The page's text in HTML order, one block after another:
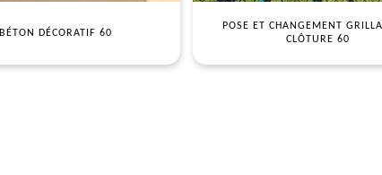
BÉTON DÉCORATIF 60
POSE ET CHANGEMENT
CLÔTURE 60